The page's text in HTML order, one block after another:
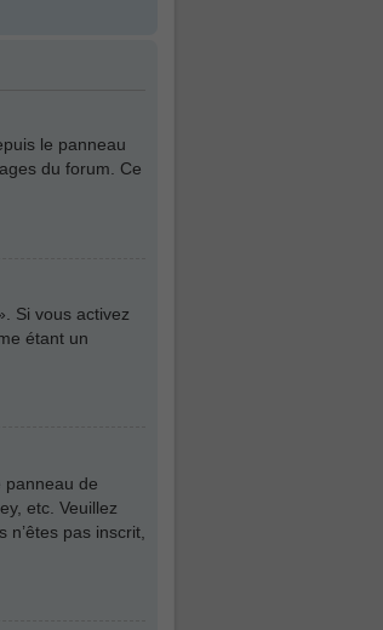
le panneau
du forum. Ce
Si vous activez
étant un
panneau de
etc. Veuillez
pas inscrit,